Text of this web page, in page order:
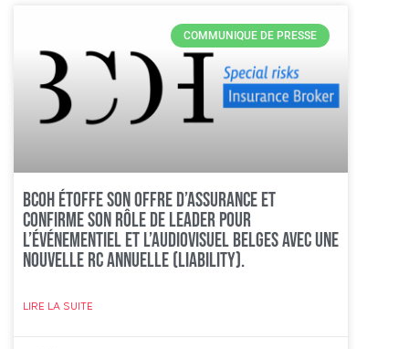
COMMUNIQUE DE PRESSE
BCOH étoffe son offre d’assurance et
confirme son rôle de leader pour
l’événementiel et l’audiovisuel belges avec une
nouvelle RC annuelle (Liability).
LIRE LA SUITE